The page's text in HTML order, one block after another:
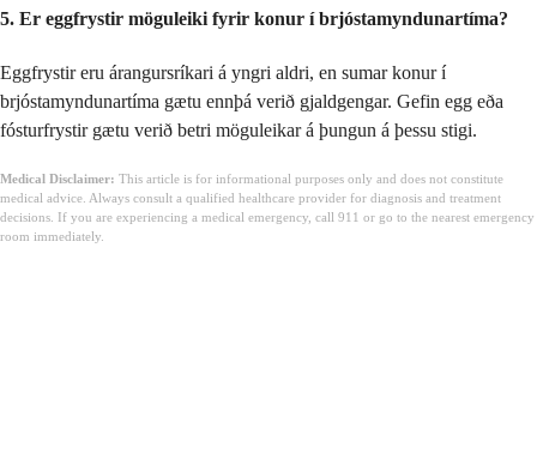
5. Er eggfrystir möguleiki fyrir konur í brjóstamyndunartíma?
Eggfrystir eru árangursríkari á yngri aldri, en sumar konur í
brjóstamyndunartíma gætu ennþá verið gjaldgengar. Gefin egg eða
fósturfrystir gætu verið betri möguleikar á þungun á þessu stigi.
Medical Disclaimer: This article is for informational purposes only and does not constitute
medical advice. Always consult a qualified healthcare provider for diagnosis and treatment
decisions. If you are experiencing a medical emergency, call 911 or go to the nearest emergency
room immediately.